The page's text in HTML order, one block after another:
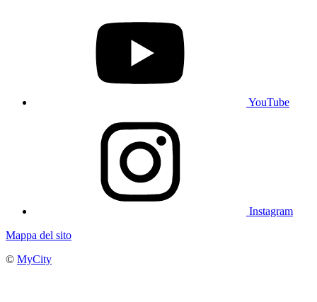
YouTube
Instagram
Mappa del sito
© MyCity